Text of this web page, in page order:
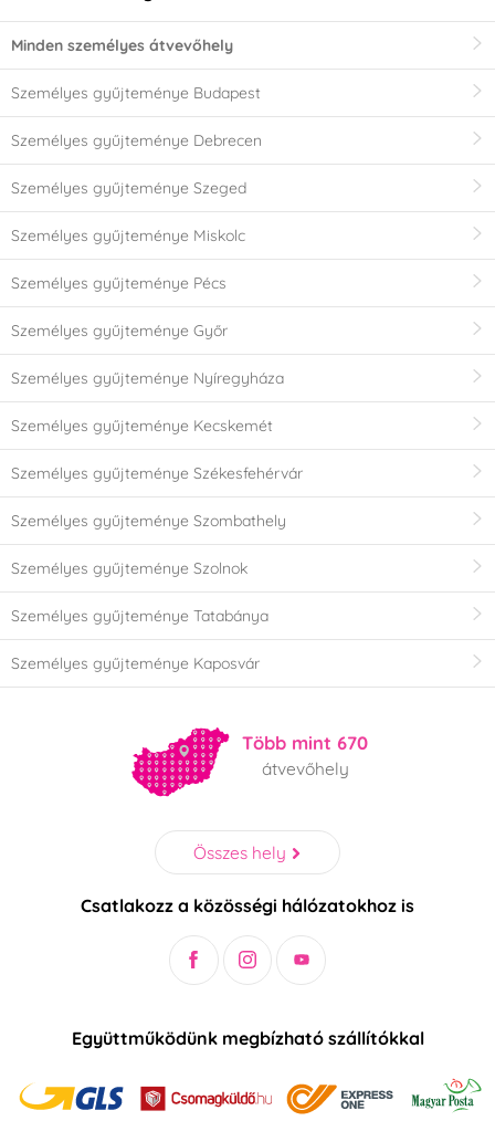
Minden személyes átvevőhely
Személyes gyűjteménye Budapest
Személyes gyűjteménye Debrecen
Személyes gyűjteménye Szeged
Személyes gyűjteménye Miskolc
Személyes gyűjteménye Pécs
Személyes gyűjteménye Győr
Személyes gyűjteménye Nyíregyháza
Személyes gyűjteménye Kecskemét
Személyes gyűjteménye Székesfehérvár
Személyes gyűjteménye Szombathely
Személyes gyűjteménye Szolnok
Személyes gyűjteménye Tatabánya
Személyes gyűjteménye Kaposvár
Több mint 670
átvevőhely
Összes hely
Csatlakozz a közösségi hálózatokhoz is
Együttműködünk megbízható szállítókkal